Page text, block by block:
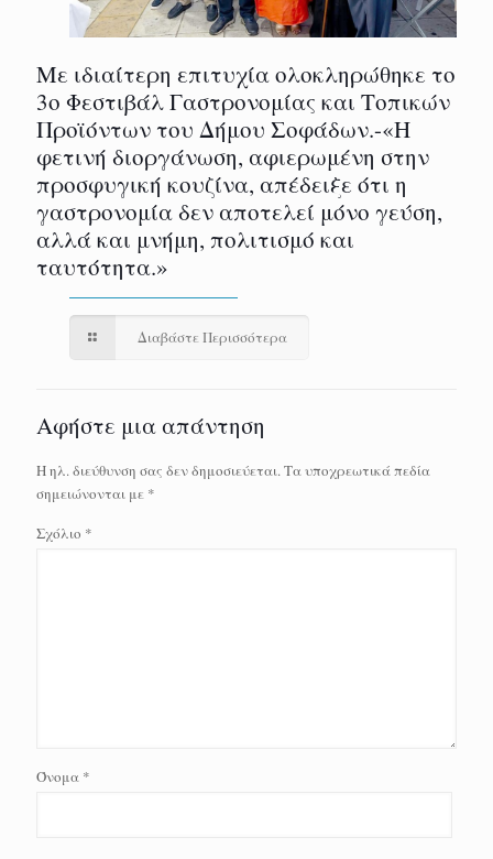
Με ιδιαίτερη επιτυχία ολοκληρώθηκε το
3ο Φεστιβάλ Γαστρονομίας και Τοπικών
Προϊόντων του Δήμου Σοφάδων.-«Η
φετινή διοργάνωση, αφιερωμένη στην
προσφυγική κουζίνα, απέδειξε ότι η
γαστρονομία δεν αποτελεί μόνο γεύση,
αλλά και μνήμη, πολιτισμό και
ταυτότητα.»
Διαβάστε Περισσότερα
Αφήστε μια απάντηση
Η ηλ. διεύθυνση σας δεν δημοσιεύεται.Τα υποχρεωτικά πεδία
σημειώνονται με *
Σχόλιο *
Όνομα *